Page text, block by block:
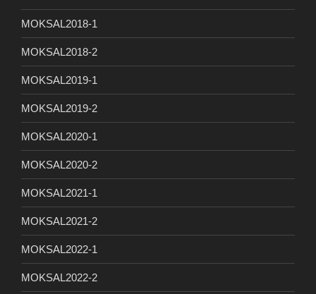
MOKSAL2018-1
MOKSAL2018-2
MOKSAL2019-1
MOKSAL2019-2
MOKSAL2020-1
MOKSAL2020-2
MOKSAL2021-1
MOKSAL2021-2
MOKSAL2022-1
MOKSAL2022-2